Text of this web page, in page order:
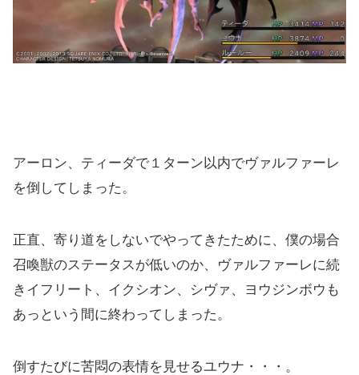
アーロン、ティーダで１ターン以内でヴァルファーレ
を倒してしまった。
正直、寄り道をしないでやってきたために、僕の場合
召喚獣のステータスが低いのか、ヴァルファーレに続
きイフリート、イクシオン、シヴァ、ヨウジンボウも
あっという間に終わってしまった。
倒すたびに苦悶の表情を見せるユウナ・・・。